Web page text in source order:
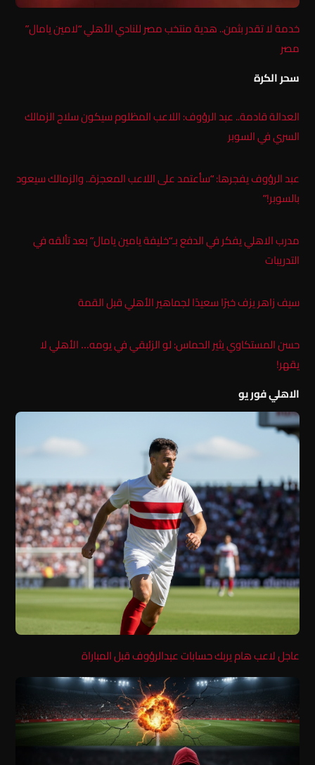
خدمة لا تقدر بثمن.. هدية منتخب مصر للنادي الأهلي “لامين يامال”
مصر
سحر الكرة
العدالة قادمة.. عبد الرؤوف: اللاعب المظلوم سيكون سلاح الزمالك
السري في السوبر
عبد الرؤوف يفجرها: “سأعتمد على اللاعب المعجزة.. والزمالك سيعود
بالسوبر!”
مدرب الاهلي يفكر في الدفع بـ“خليفة يامين يامال” بعد تألقه في
التدريبات
سيف زاهر يزف خبرًا سعيدًا لجماهير الأهلي قبل القمة
حسن المستكاوي يثير الحماس: لو الزئبقي في يومه… الأهلي لا
يقهر!
الاهلي فور يو
عاجل لاعب هام يربك حسابات عبدالرؤوف قبل المباراة